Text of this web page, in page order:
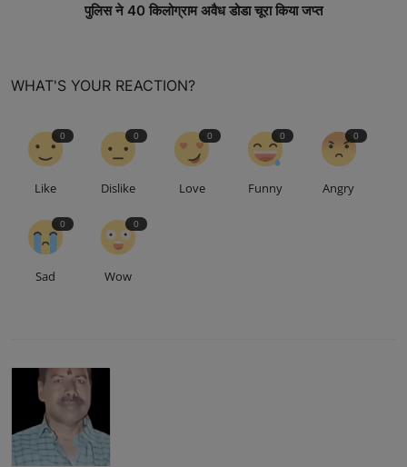
पुलिस ने 40 किलोग्राम अवैध डोडा चूरा किया जप्त
WHAT'S YOUR REACTION?
0
Like
0
Dislike
0
Love
0
Funny
0
Angry
0
Sad
0
Wow